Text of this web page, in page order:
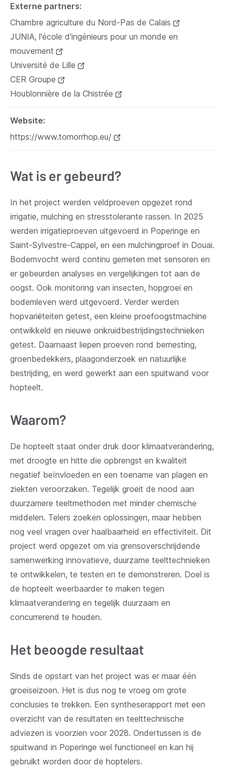
Externe partners
Chambre agriculture du Nord-Pas de Calais
JUNIA, l'école d'ingénieurs pour un monde en
mouvement
nieuw
venster)
Université de Lille
venster)
CER Groupe
nieuw
Houblonnière de la Chistrée
Website
https://www.tomorrhop.eu/
Wat is er gebeurd?
In het project werden veldproeven opgezet rond
irrigatie, mulching en stress­tolerante rassen. In 2025
werden irrigatieproeven uitgevoerd in Poperinge en
Saint-Sylvestre-Cappel, en een mulchingproef in Douai.
Bodemvocht werd continu gemeten met sensoren en
er gebeurden analyses en vergelijkingen tot aan de
oogst. Ook monitoring van insecten, hopgroei en
bodemleven werd uitgevoerd. Verder werden
hopvariëteiten getest, een kleine proefoogstmachine
ontwikkeld en nieuwe onkruidbestrijdingstechnieken
getest. Daarnaast liepen proeven rond bemesting,
groenbedekkers, plaagonderzoek en natuurlijke
bestrijding, en werd gewerkt aan een spuitwand voor
hopteelt.
Waarom?
De hopteelt staat onder druk door klimaatverandering,
met droogte en hitte die opbrengst en kwaliteit
negatief beïnvloeden en een toename van plagen en
ziekten veroorzaken. Tegelijk groeit de nood aan
duurzamere teeltmethoden met minder chemische
middelen. Telers zoeken oplossingen, maar hebben
nog veel vragen over haalbaarheid en effectiviteit. Dit
project werd opgezet om via grensoverschrijdende
samenwerking innovatieve, duurzame teelttechnieken
te ontwikkelen, te testen en te demonstreren. Doel is
de hopteelt weerbaarder te maken tegen
klimaatverandering en tegelijk duurzaam en
concurrerend te houden.
Het beoogde resultaat
Sinds de opstart van het project was er maar één
groeiseizoen. Het is dus nog te vroeg om grote
conclusies te trekken. Een syntheserapport met een
overzicht van de resultaten en teelttechnische
adviezen is voorzien voor 2028. Ondertussen is de
spuitwand in Poperinge wel functioneel en kan hij
gebruikt worden door de hoptelers.